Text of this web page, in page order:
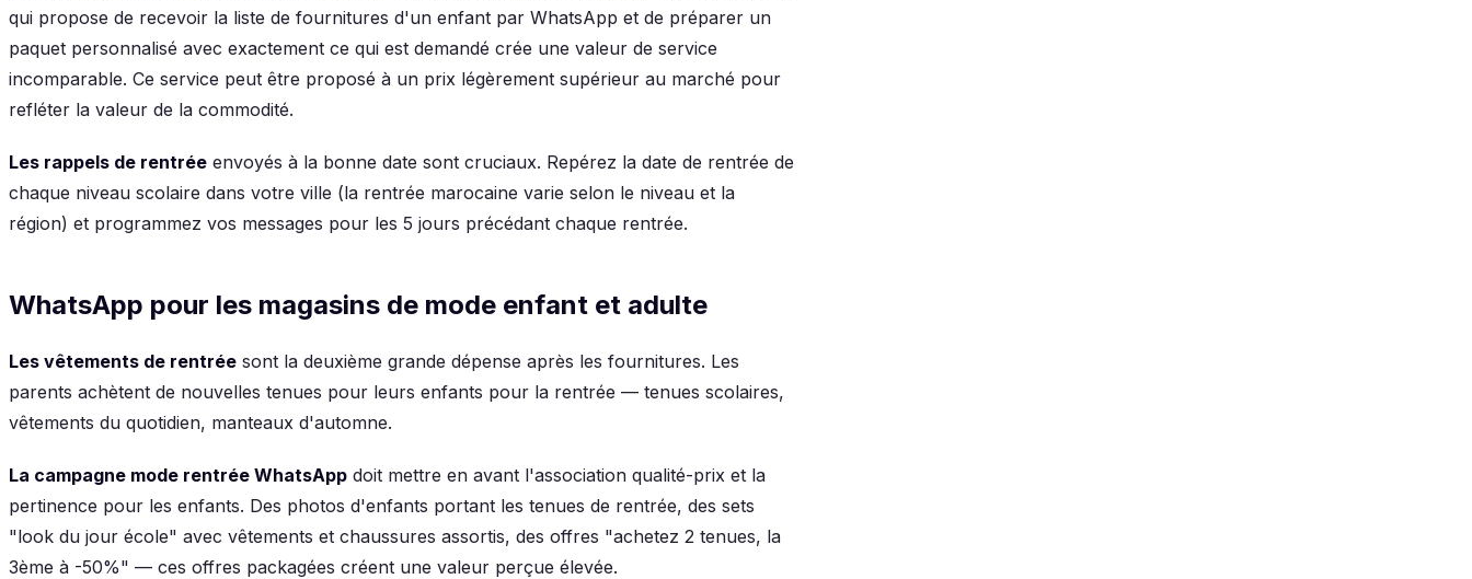
qui propose de recevoir la liste de fournitures d'un enfant par WhatsApp et de préparer un
paquet personnalisé avec exactement ce qui est demandé crée une valeur de service
incomparable. Ce service peut être proposé à un prix légèrement supérieur au marché pour
refléter la valeur de la commodité.
Les rappels de rentrée envoyés à la bonne date sont cruciaux. Repérez la date de rentrée de
chaque niveau scolaire dans votre ville (la rentrée marocaine varie selon le niveau et la
région) et programmez vos messages pour les 5 jours précédant chaque rentrée.
WhatsApp pour les magasins de mode enfant et adulte
Les vêtements de rentrée sont la deuxième grande dépense après les fournitures. Les
parents achètent de nouvelles tenues pour leurs enfants pour la rentrée — tenues scolaires,
vêtements du quotidien, manteaux d'automne.
La campagne mode rentrée WhatsApp doit mettre en avant l'association qualité-prix et la
pertinence pour les enfants. Des photos d'enfants portant les tenues de rentrée, des sets
"look du jour école" avec vêtements et chaussures assortis, des offres "achetez 2 tenues, la
3ème à -50%" — ces offres packagées créent une valeur perçue élevée.